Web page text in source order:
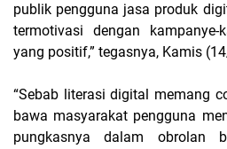
publik pengguna jasa produk
termotivasi dengan kampanye-
yang positif,” tegasnya, Kamis
“Sebab literasi digital memang
bawa masyarakat pengguna
pungkasnya dalam obrolan